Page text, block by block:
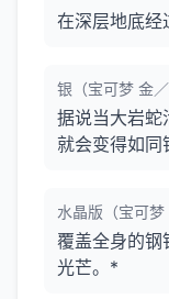
在深层地底经
银（宝可梦 金／
据说当大岩蛇
就会变得如同
水晶版（宝可梦
覆盖全身的钢
光芒。*